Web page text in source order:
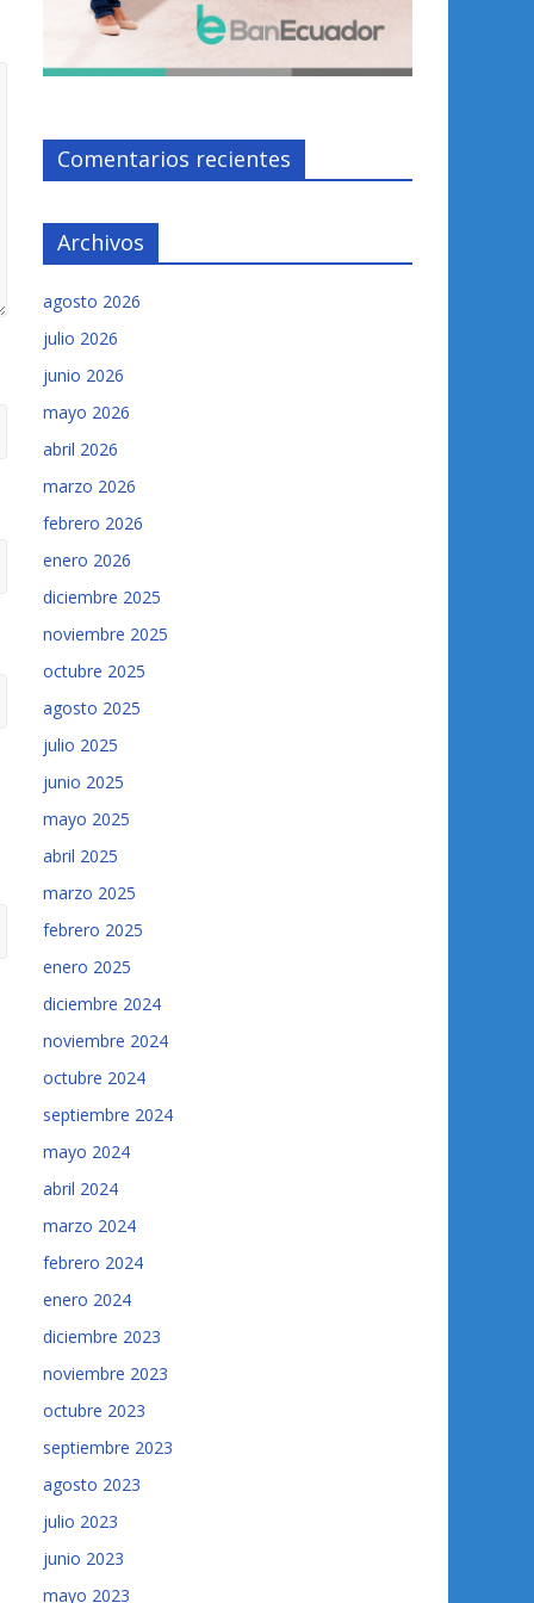
Comentarios recientes
Archivos
agosto 2026
julio 2026
junio 2026
mayo 2026
abril 2026
marzo 2026
febrero 2026
enero 2026
diciembre 2025
noviembre 2025
octubre 2025
agosto 2025
julio 2025
junio 2025
mayo 2025
abril 2025
marzo 2025
febrero 2025
enero 2025
diciembre 2024
noviembre 2024
octubre 2024
septiembre 2024
mayo 2024
abril 2024
marzo 2024
febrero 2024
enero 2024
diciembre 2023
noviembre 2023
octubre 2023
septiembre 2023
agosto 2023
julio 2023
junio 2023
mayo 2023